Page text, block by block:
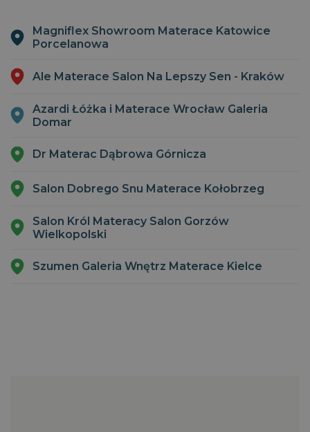
Magniflex Showroom Materace Katowice
Porcelanowa
Ale Materace Salon Na Lepszy Sen - Kraków
Azardi Łóżka i Materace Wrocław Galeria
Domar
Dr Materac Dąbrowa Górnicza
Salon Dobrego Snu Materace Kołobrzeg
Salon Król Materacy Salon Gorzów
Wielkopolski
Szumen Galeria Wnętrz Materace Kielce
CookieScriptConsent
CookieScript
dobrzespac.magniflex.pl